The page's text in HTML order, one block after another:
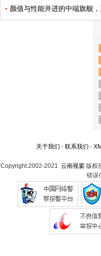
颜值与性能并进的中端旗舰
关于我们 - 联系我们 -
Copyright.2002-2021 云南视窗 版权
错误